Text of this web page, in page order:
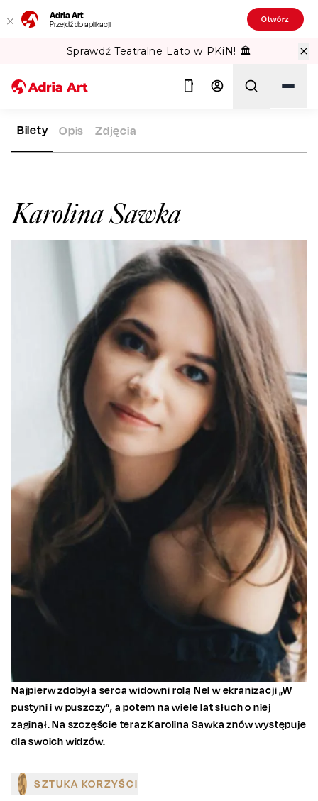
Adria Art
Przejdź do aplikacji Otwórz
Sprawdź Teatralne Lato w PKiN! 🏛️
ADRIA ART ARTYŚCI KAROLINA SAWKA
Karolina Sawka
Bilety Opis Zdjęcia
Najpierw zdobyła serca widowni rolą Nel w ekranizacji „W
pustyni i w puszczy”, a potem na wiele lat słuch o niej
zaginął. Na szczęście teraz Karolina Sawka znów występuje
dla swoich widzów.
SZTUKA KORZYŚCI